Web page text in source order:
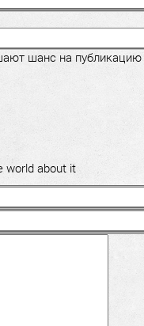
шанс на публикацию
world about it